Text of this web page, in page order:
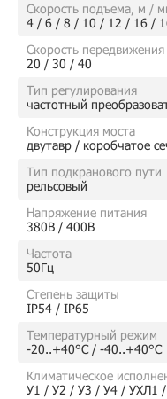
Скорость подъема, м /
4 / 6 / 8 / 10 / 12 / 16 /
Скорость
20 / 30 / 40
Тип регулирования
частотный
Конструкция моста
двутавр / коробчатое
Тип подкранового пути
рельсовый
Напряжение питания
380В / 400В
Частота
50Гц
Степень защиты
IP54 / IP65
Температурный режим
-20..+40°C / -40..+40°C
Климатическое
У1 / У2 / У3 / У4 / УХЛ1